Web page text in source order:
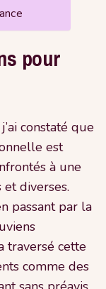
pour
constaté que
est
à une
diverses.
passant par la
traversé cette
comme des